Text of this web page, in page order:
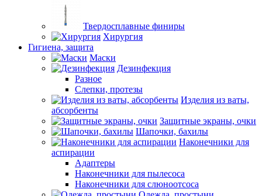
Твердосплавные финиры
Хирургия
Гигиена, защита
Маски
Дезинфекция
Разное
Слепки, протезы
Изделия из ваты,
абсорбенты
Защитные экраны, очки
Шапочки, бахилы
Наконечники для
аспирации
Адаптеры
Наконечники для пылесоса
Наконечники для слюноотсоса